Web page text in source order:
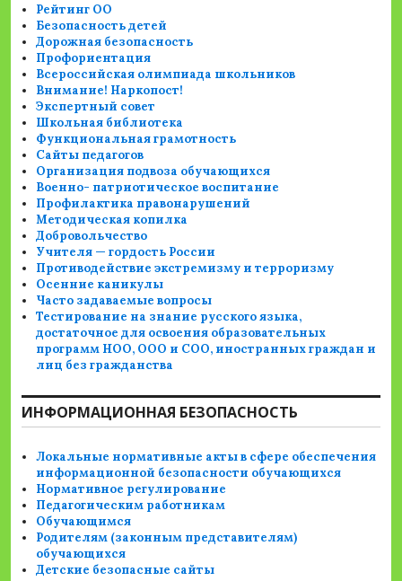
Рейтинг ОО
Безопасность детей
Дорожная безопасность
Профориентация
Всероссийская олимпиада школьников
Внимание! Наркопост!
Экспертный совет
Школьная библиотека
Функциональная грамотность
Сайты педагогов
Организация подвоза обучающихся
Военно- патриотическое воспитание
Профилактика правонарушений
Методическая копилка
Добровольчество
Учителя — гордость России
Противодействие экстремизму и терроризму
Осенние каникулы
Часто задаваемые вопросы
Тестирование на знание русского языка,
достаточное для освоения образовательных
программ НОО, ООО и СОО, иностранных граждан и
лиц без гражданства
ИНФОРМАЦИОННАЯ БЕЗОПАСНОСТЬ
Локальные нормативные акты в сфере обеспечения
информационной безопасности обучающихся
Нормативное регулирование
Педагогическим работникам
Обучающимся
Родителям (законным представителям)
обучающихся
Детские безопасные сайты